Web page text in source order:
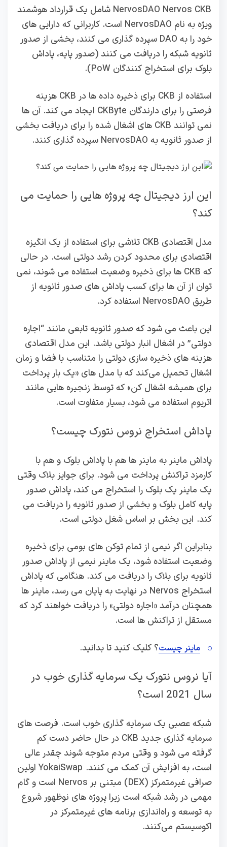
NervosDAO Nervos CKB شامل یک قرارداد هوشمند
ویژه به نام NervosDAO است. کاربرانی که دارایی های
خود را به DAO سپرده گذاری می کنند، بخشی از صدور
ثانویه شبکه را دریافت می کنند (صدور پایه، پاداش
بلوک برای استخراج کنندگان PoW).
استفاده از CKB برای ذخیره داده ها در CKB هزینه
فرصتی را برای دارندگان CKByte ایجاد می کند. آن ها
نمی توانند CKB های اشغال شده را برای دریافت بخشی
از صدور ثانویه به NervosDAO سپرده گذاری کنند.
این ارز دیجیتال چه پروژه هایی را حمایت می
کند؟
مدل اقتصادی CKB تلاشی برای استفاده از یک انگیزه
اقتصادی برای محدود کردن رشد دولتی است. در حالی
که CKB ها برای ذخیره وضعیت استفاده می شوند، نمی
توان از آن ها برای کسب پاداش های صدور ثانویه از
طریق NervosDAO استفاده کرد.
این باعث می شود که صدور ثانویه تابعی مانند “اجاره
دولتی” در اشغال انبار دولتی باشد. این مدل اقتصادی
هزینه‌ های ذخیره‌ سازی دولتی را متناسب با فضا و زمان
اشغال تحمیل می‌کند که با مدل‌ های «یک بار پرداخت
برای همیشه اشغال کن» که توسط زنجیره‌ هایی مانند
اتریوم استفاده می‌ شود، بسیار متفاوت است.
پاداش استخراج نروس نتورک چیست؟
پاداش ماینر به ماینر ها هم با پاداش بلوک و هم با
کارمزد تراکنش پرداخت می شود. برای جوایز بلاک وقتی
یک ماینر یک بلوک را استخراج می کند، پاداش صدور
پایه کامل بلوک و بخشی از صدور ثانویه را دریافت می
کند. این بخش بر اساس شغل دولتی است.
بنابراین اگر نیمی از تمام توکن‌ های بومی برای ذخیره
وضعیت استفاده شود، یک ماینر نیمی از پاداش صدور
ثانویه برای بلاک را دریافت می‌ کند. هنگامی که پاداش
استخراج Nervos در نهایت به پایان می رسد، ماینر ها
همچنان درآمد «اجاره دولتی» را دریافت خواهند کرد که
مستقل از تراکنش ها است.
ماینر چیست؟ کلیک کنید تا بدانید.
آیا نروس نتورک یک سرمایه گذاری خوب در
سال 2021 است؟
شبکه عصبی یک سرمایه گذاری خوب است. فرصت‌ های
سرمایه‌ گذاری جدید CKB در حال حاضر دست کم
گرفته می‌ شود و وقتی مردم متوجه شوند چقدر عالی
است، به افزایش آن کمک می‌ کنند. YokaiSwap اولین
صرافی غیرمتمرکز (DEX) مبتنی بر Nervos است و گام
مهمی در رشد شبکه است زیرا پروژه‌ های نوظهور شروع
به توسعه و راه‌اندازی برنامه‌ های غیرمتمرکز در
اکوسیستم می‌کنند.